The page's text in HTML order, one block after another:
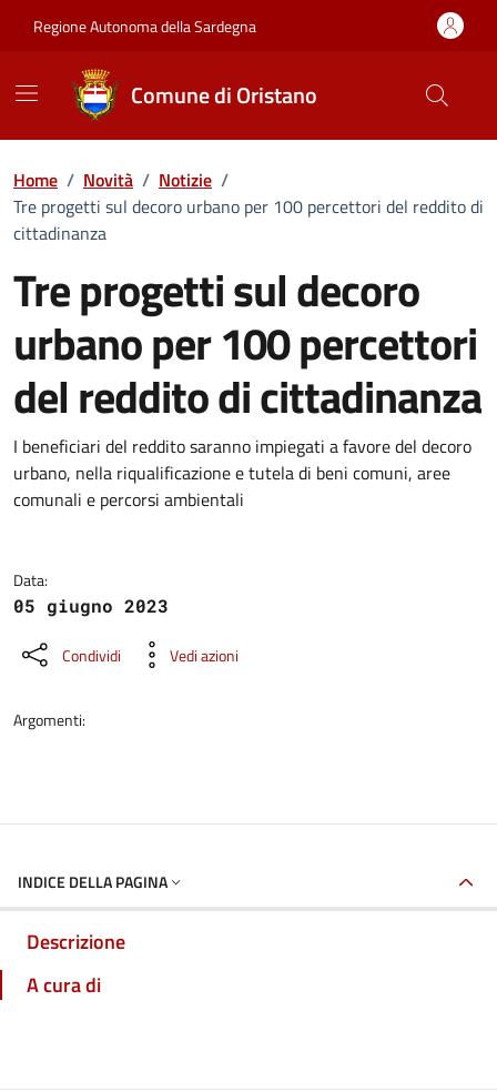
Regione Autonoma della Sardegna
Comune di Oristano
Home / Novità / Notizie /
Tre progetti sul decoro urbano per 100 percettori del reddito di
cittadinanza
Tre progetti sul decoro
urbano per 100 percettori
del reddito di cittadinanza
Dettagli della notizia
I beneficiari del reddito saranno impiegati a favore del decoro
urbano, nella riqualificazione e tutela di beni comuni, aree
comunali e percorsi ambientali
Data:
05 giugno 2023
Condividi Vedi azioni
Argomenti:
INDICE DELLA PAGINA
Descrizione
A cura di